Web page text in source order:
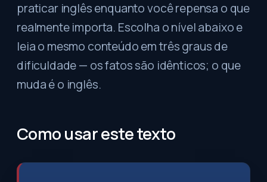
praticar inglês enquanto você repensa o que
realmente importa. Escolha o nível abaixo e
leia o mesmo conteúdo em três graus de
dificuldade — os fatos são idênticos; o que
muda é o inglês.
Como usar este texto